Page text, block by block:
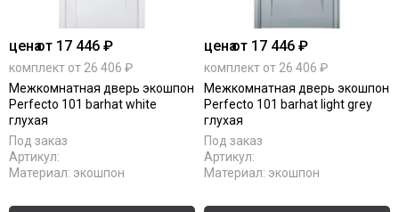
ценаот 17 446 ₽
комплект от 26 406 ₽
Межкомнатная дверь экошпон
Perfecto 101 barhat white
глухая
Под заказ
Артикул:
Материал: экошпон
ценаот 17 446 ₽
комплект от 26 406 ₽
Межкомнатная дверь экошпон
Perfecto 101 barhat light grey
глухая
Под заказ
Артикул:
Материал: экошпон